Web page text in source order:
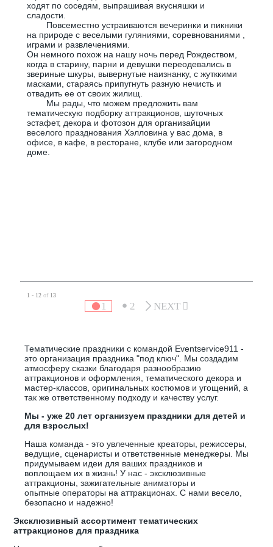
ходят по соседям, выпрашивая вкусняшки и
сладости.
Повсеместно устраиваются вечеринки и пикники
на природе с веселыми гуляниями, соревнованиями ,
играми и развлечениями.
Он немного похож на нашу ночь перед Рождеством,
когда в старину, парни и девушки переодевались в
звериные шкуры, вывернутые наизнанку, с жутккими
масками, стараясь припугнуть разную нечисть и
отвадить ее от своих жилищ.
Мы рады, что можем предложить вам
тематическую подборку аттракционов, шуточных
эстафет, декора и фотозон для организайции
веселого празднования Хэлловина у вас дома, в
офисе, в кафе, в ресторане, клубе или загородном
доме.
1 - 12of 13
1 2 NEXT
Тематические праздники с командой Eventservice911 -
это организация праздника "под ключ". Мы создадим
атмосферу сказки благодаря разнообразию
аттракционов и оформления, тематического декора и
мастер-классов, оригинальных костюмов и угощений, а
так же ответственному подходу и качеству услуг.
Мы - уже 20 лет организуем праздники для детей и
для взрослых!
Наша команда - это увлеченные креаторы, режиссеры,
ведущие, сценаристы и ответственные менеджеры. Мы
придумываем идеи для ваших праздников и
воплощаем их в жизнь! У нас - эксклюзивные
аттракционы, зажигательные аниматоры и
опытные операторы на аттракционах. С нами весело,
безопасно и надежно!
Эксклюзивный ассортимент тематических
аттракционов для праздника